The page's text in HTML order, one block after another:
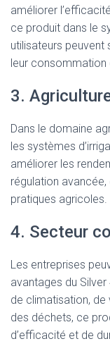
améliorer
ce produit dans le
utilisateurs peuvent
leur consommation
3.
Dans le domaine
les systèmes
améliorer les
régulation
pratiques agricoles.
4. Secteur
Les entreprises
avantages du
de climatisation,
des déchets, ce
d’efficacité et de